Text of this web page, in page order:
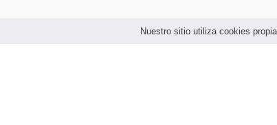
Nuestro sitio utiliza cookies